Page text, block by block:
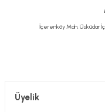
İçerenköy Mah. Üsküdar
Üyelik